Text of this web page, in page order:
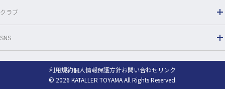
クラブ
SNS
利用規約個人情報保護方針お問い合わせリンク
© 2026 KATALLER TOYAMA All Rights Reserved.